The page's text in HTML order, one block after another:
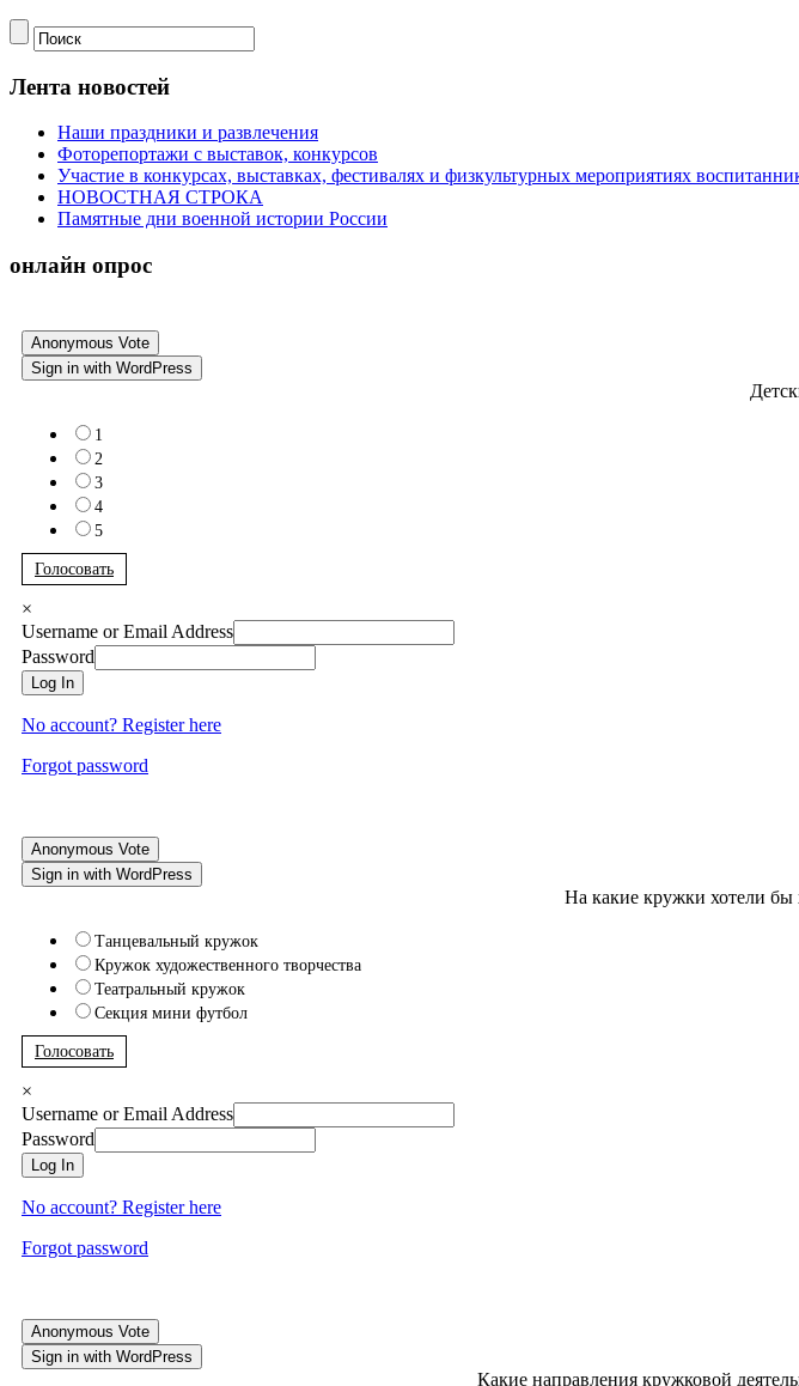
Лента новостей
Наши праздники и развлечения
Фоторепортажи с выставок, конкурсов
Участие в конкурсах, выставках, фестивалях и физкультурных мероприятиях
НОВОСТНАЯ СТРОКА
Памятные дни военной истории России
онлайн опрос
Anonymous Vote
Sign in with WordPress
1
2
3
4
5
Голосовать
×
Username or Email Address
Password
Log In
No account? Register here
Forgot password
Anonymous Vote
Sign in with WordPress
На какие кружки хотели бы
Танцевальный кружок
Кружок художественного творчества
Театральный кружок
Секция мини футбол
Голосовать
×
Username or Email Address
Password
Log In
No account? Register here
Forgot password
Anonymous Vote
Sign in with WordPress
Какие направления кружковой